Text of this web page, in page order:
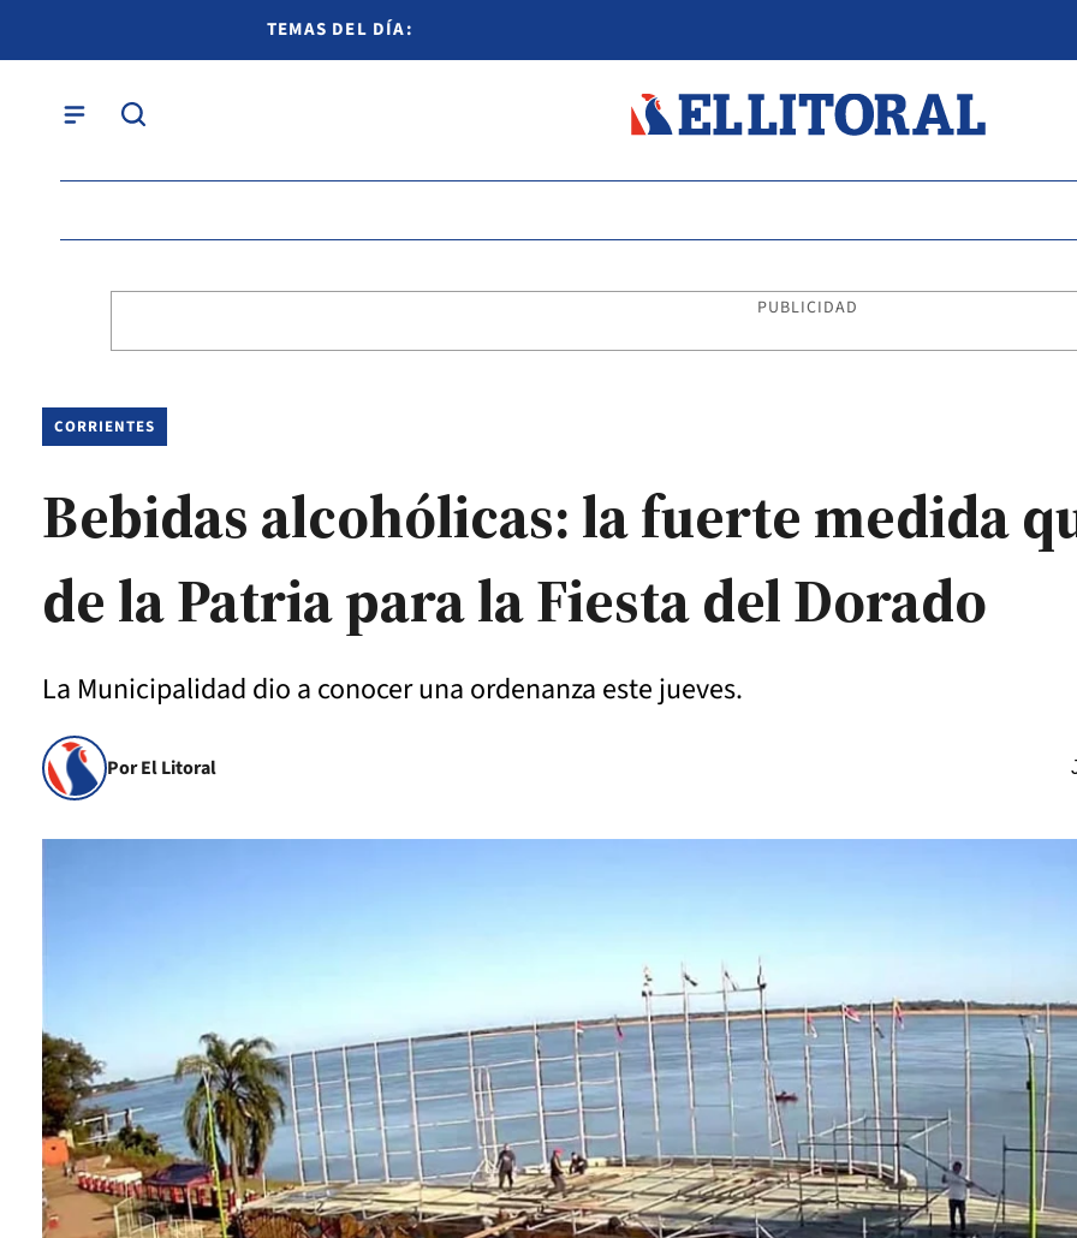
TEMAS DEL DÍA:
PUBLICIDAD
CORRIENTES
Bebidas alcohólicas: la fuerte medida
de la Patria para la Fiesta del Dorado
La Municipalidad dio a conocer una ordenanza este jueves.
Por El Litoral